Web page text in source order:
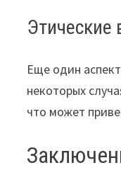
Этические
Еще один
некоторых
что может